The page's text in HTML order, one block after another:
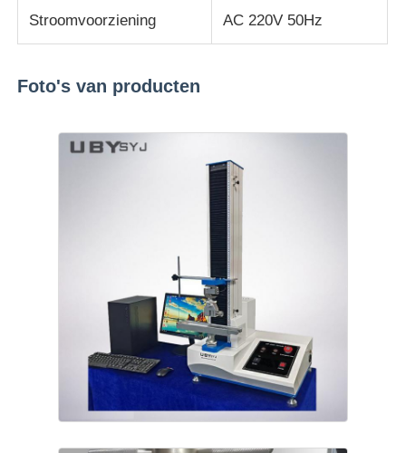
Stroomvoorziening AC 220V 50Hz
Foto's van producten